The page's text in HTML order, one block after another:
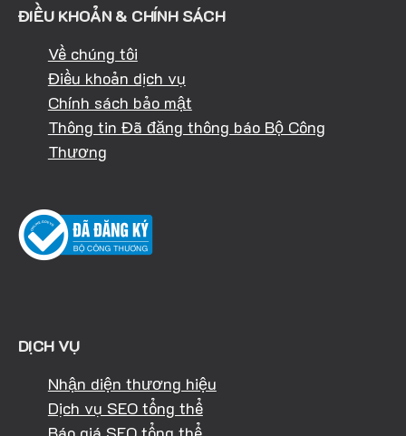
ĐIỀU KHOẢN & CHÍNH SÁCH
Về chúng tôi
Điều khoản dịch vụ
Chính sách bảo mật
Thông tin Đã đăng thông báo Bộ Công
Thương
DỊCH VỤ
Nhận diện thương hiệu
Dịch vụ SEO tổng thể